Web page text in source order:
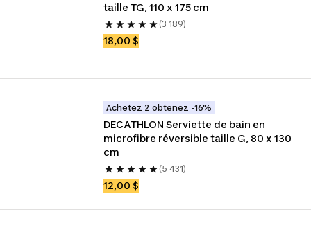
taille TG, 110 x 175 cm
(3 189)
18,00 $
Achetez 2 obtenez -16%
DECATHLON Serviette de bain en
microfibre réversible taille G, 80 x 130
cm
(5 431)
12,00 $